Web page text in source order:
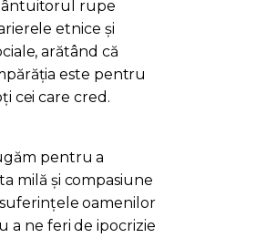
rupe
etnice și
arătând că
este pentru
cei care cred.
pentru a
milă și compasiune
oamenilor
a ne feri de ipocrizie